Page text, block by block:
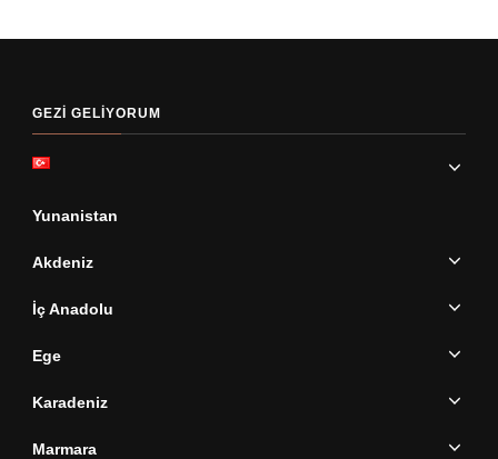
GEZI GELIYORUM
Yunanistan
Akdeniz
İç Anadolu
Ege
Karadeniz
Marmara